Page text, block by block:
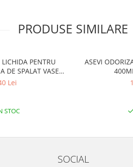
PRODUSE SIMILARE
PENTRU
DE SPALAT VASE
LEMON
Lei
STOC
ASEVI
SOCIAL